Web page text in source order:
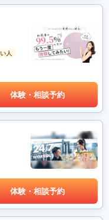
人
体験・相談予約
体験・相談予約